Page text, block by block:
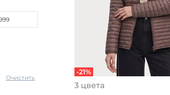
Очистить
-21%
3 цвета